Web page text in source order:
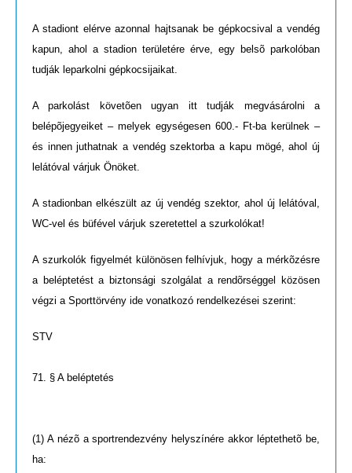
A stadiont elérve azonnal hajtsanak be gépkocsival a vendég
kapun, ahol a stadion területére érve, egy belsõ parkolóban
tudják leparkolni gépkocsijaikat.
A parkolást követõen ugyan itt tudják megvásárolni a
belépõjegyeiket – melyek egységesen 600.- Ft-ba kerülnek –
és innen juthatnak a vendég szektorba a kapu mögé, ahol új
lelátóval várjuk Önöket.
A stadionban elkészült az új vendég szektor, ahol új lelátóval,
WC-vel és büfével várjuk szeretettel a szurkolókat!
A szurkolók figyelmét különösen felhívjuk, hogy a mérkõzésre
a beléptetést a biztonsági szolgálat a rendõrséggel közösen
végzi a Sporttörvény ide vonatkozó rendelkezései szerint:
STV
71. § A beléptetés
(1) A nézõ a sportrendezvény helyszínére akkor léptethetõ be,
ha: